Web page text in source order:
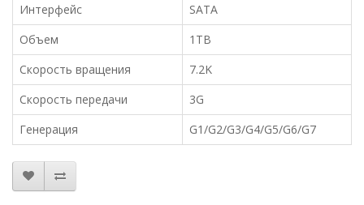
Интерфейс
SATA
Объем
1TB
Скорость вращения
7.2K
Скорость передачи
3G
Генерация
G1/G2/G3/G4/G5/G6/G7